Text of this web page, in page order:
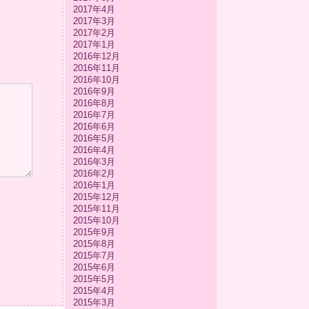
2017年4月
2017年3月
2017年2月
2017年1月
2016年12月
2016年11月
2016年10月
2016年9月
2016年8月
2016年7月
2016年6月
2016年5月
2016年4月
2016年3月
2016年2月
2016年1月
2015年12月
2015年11月
2015年10月
2015年9月
2015年8月
2015年7月
2015年6月
2015年5月
2015年4月
2015年3月